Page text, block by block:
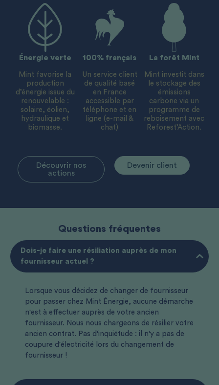
Énergie verte
Mint favorise la
production
d’énergie issue du
renouvelable :
solaire, éolien,
hydraulique et
biomasse.
100% français
Un service client
de qualité basé
en France
accessible par
téléphone et en
ligne (e-mail &
chat)
La forêt Mint
Mint investit dans
le stockage des
émissions
carbone via un
programme de
reboisement avec
Reforest’Action.
Découvrir nos
actions
Devenir client
Questions fréquentes
Dois-je faire une résiliation auprès de mon
fournisseur actuel ?
Lorsque vous décidez de changer de fournisseur
pour passer chez Mint Énergie, aucune démarche
n'est à effectuer auprès de votre ancien
fournisseur. Nous nous chargeons de résilier votre
ancien contrat. Pas d'inquiétude : il n'y a pas de
coupure d'électricité lors du changement de
fournisseur !